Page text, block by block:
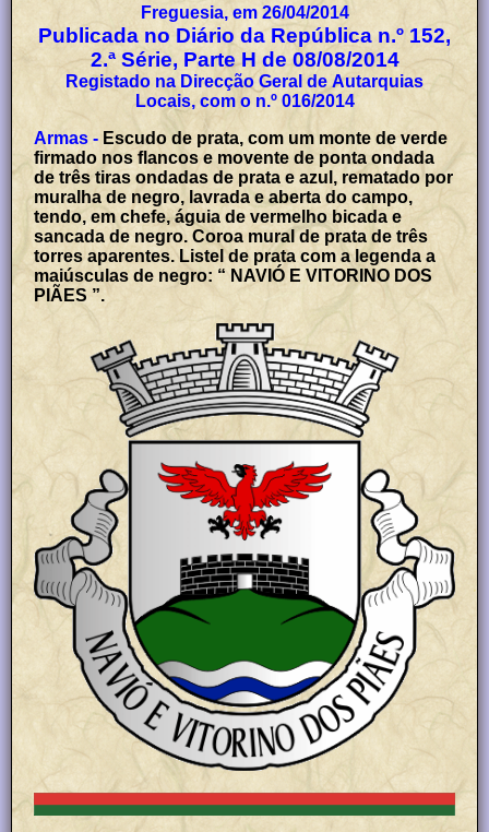
Freguesia, em 26/04/2014
Publicada no Diário da República n.º 152,
2.ª Série, Parte H de 08/08/2014
Registado na Direcção Geral de Autarquias
Locais, com o n.º 016/2014
Armas - Escudo de prata, com um monte de verde
firmado nos flancos e movente de ponta ondada
de três tiras ondadas de prata e azul, rematado por
muralha de negro, lavrada e aberta do campo,
tendo, em chefe, águia de vermelho bicada e
sancada de negro. Coroa mural de prata de três
torres aparentes. Listel de prata com a legenda a
maiúsculas de negro: “ NAVIÓ E VITORINO DOS
PIÃES ”.